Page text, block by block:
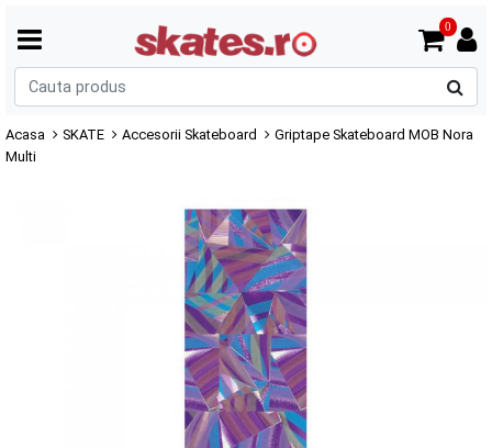
0
Acasa SKATE Accesorii Skateboard
Griptape Skateboard MOB Nora
Multi